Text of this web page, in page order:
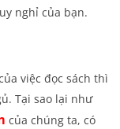
nghỉ của bạn.
việc đọc sách thì
Tại sao lại như
của chúng ta, có